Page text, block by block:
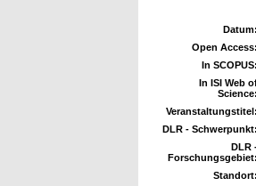
Datum:
Open Access:
In SCOPUS:
In ISI Web
Science:
Veranstaltungstitel:
DLR - Schwerpunkt:
DLR
Forschungsgebiet:
Standort: